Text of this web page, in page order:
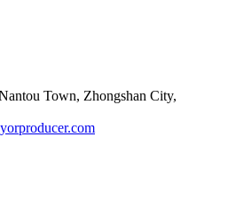
Town, Zhongshan City,